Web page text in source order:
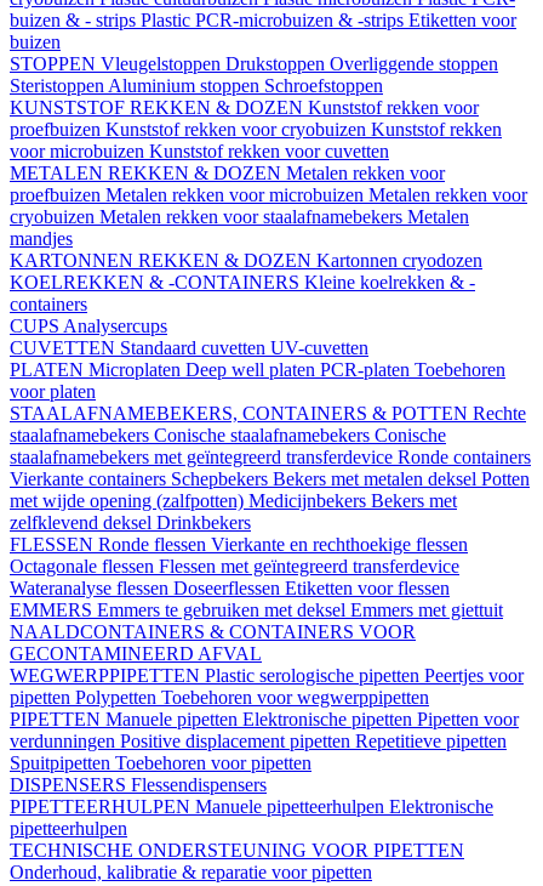
buizen & - strips Plastic PCR-microbuizen & -strips Etiketten voor
buizen
STOPPEN Vleugelstoppen Drukstoppen Overliggende stoppen
Steristoppen Aluminium stoppen Schroefstoppen
KUNSTSTOF REKKEN & DOZEN Kunststof rekken voor
proefbuizen Kunststof rekken voor cryobuizen Kunststof rekken
voor microbuizen Kunststof rekken voor cuvetten
METALEN REKKEN & DOZEN Metalen rekken voor
proefbuizen Metalen rekken voor microbuizen Metalen rekken voor
cryobuizen Metalen rekken voor staalafnamebekers Metalen
mandjes
KARTONNEN REKKEN & DOZEN Kartonnen cryodozen
KOELREKKEN & -CONTAINERS Kleine koelrekken & -
containers
CUPS Analysercups
CUVETTEN Standaard cuvetten UV-cuvetten
PLATEN Microplaten Deep well platen PCR-platen Toebehoren
voor platen
STAALAFNAMEBEKERS, CONTAINERS & POTTEN Rechte
staalafnamebekers Conische staalafnamebekers Conische
staalafnamebekers met geïntegreerd transferdevice Ronde containers
Vierkante containers Schepbekers Bekers met metalen deksel Potten
met wijde opening (zalfpotten) Medicijnbekers Bekers met
zelfklevend deksel Drinkbekers
FLESSEN Ronde flessen Vierkante en rechthoekige flessen
Octagonale flessen Flessen met geïntegreerd transferdevice
Wateranalyse flessen Doseerflessen Etiketten voor flessen
EMMERS Emmers te gebruiken met deksel Emmers met giettuit
NAALDCONTAINERS & CONTAINERS VOOR
GECONTAMINEERD AFVAL
WEGWERPPIPETTEN Plastic serologische pipetten Peertjes voor
pipetten Polypetten Toebehoren voor wegwerppipetten
PIPETTEN Manuele pipetten Elektronische pipetten Pipetten voor
verdunningen Positive displacement pipetten Repetitieve pipetten
Spuitpipetten Toebehoren voor pipetten
DISPENSERS Flessendispensers
PIPETTEERHULPEN Manuele pipetteerhulpen Elektronische
pipetteerhulpen
TECHNISCHE ONDERSTEUNING VOOR PIPETTEN
Onderhoud, kalibratie & reparatie voor pipetten